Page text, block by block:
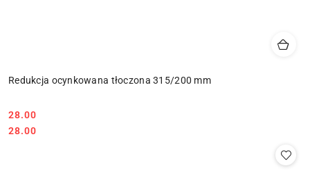
Redukcja ocynkowana tłoczona 315/200 mm
Cena:
28.00
Cena:
28.00